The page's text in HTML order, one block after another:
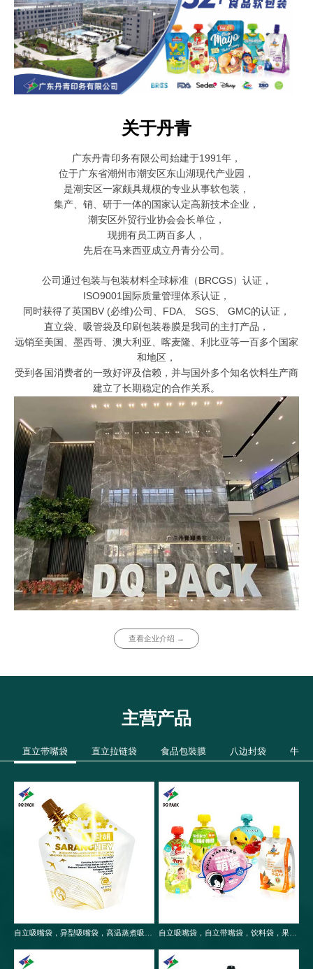
关于丹青
广东丹青印务有限公司始建于1991年，
位于广东省潮州市潮安区东山湖现代产业园，
是潮安区一家颇具规模的专业从事软包装，
集产、销、研于一体的国家认定高新技术企业，
潮安区外贸行业协会会长单位，
现拥有员工两百多人，
先后在马来西亚成立丹青分公司。
公司通过包装与包装材料全球标准（BRCGS）认证，
ISO9001国际质量管理体系认证，
同时获得了英国BV (必维)公司、FDA、 SGS、 GMC的认证，
直立袋、吸管袋及印刷包装卷膜是我司的主打产品，
远销至美国、墨西哥、澳大利亚、喀麦隆、利比亚等一百多个国家
和地区，
受到各国消费者的一致好评及信赖，并与国外多个知名饮料生产商
建立了长期稳定的合作关系。
查看企业介绍 →
主营产品
直立带嘴袋 直立拉链袋 食品包裝膜 八边封袋 牛皮